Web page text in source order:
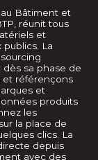
Bâtiment et
réunit tous
et
La
sa phase de
et référençons
et
produits
les
la place de
clics. La
depuis
avec des